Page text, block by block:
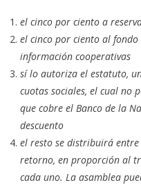
el cinco por ciento a
el cinco por ciento al fondo
información cooperativas
sí lo autoriza el estatuto,
cuotas sociales, el cual no
que cobre el Banco de la
descuento
el resto se distribuirá entre
retorno, en proporción al
cada uno. La asamblea